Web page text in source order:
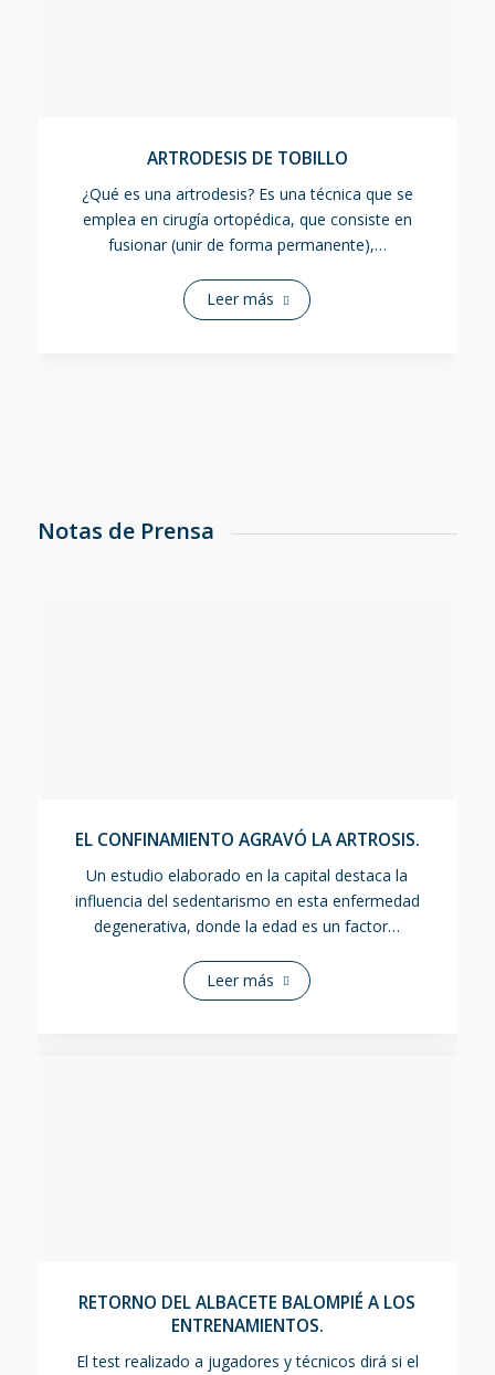
ARTRODESIS DE TOBILLO
¿Qué es una artrodesis? Es una técnica que se
emplea en cirugía ortopédica, que consiste en
fusionar (unir de forma permanente),…
Leer más
Notas de Prensa
EL CONFINAMIENTO AGRAVÓ LA ARTROSIS.
Un estudio elaborado en la capital destaca la
influencia del sedentarismo en esta enfermedad
degenerativa, donde la edad es un factor…
Leer más
RETORNO DEL ALBACETE BALOMPIÉ A LOS
ENTRENAMIENTOS.
El test realizado a jugadores y técnicos dirá si el